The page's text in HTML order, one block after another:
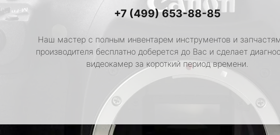
+7 (499) 653-88-85
Наш мастер с полным инвентарем инструментов и
производителя бесплатно доберется до Вас и сделает
видеокамер за короткий период времени.